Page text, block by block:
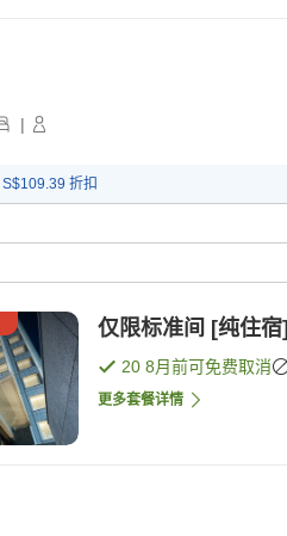
|
S$109.39 折扣
仅限标准间 [纯住宿]
20 8月前可免费取消
更多套餐详情